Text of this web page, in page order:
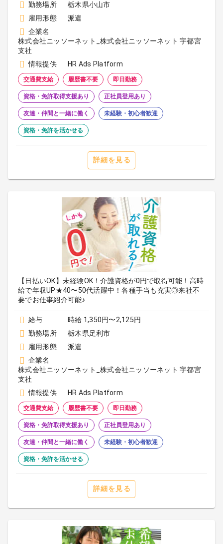
勤務場所
栃木県小山市
雇用形態
派遣
企業名
株式会社ニッソーネット_株式会社ニッソーネット 宇都宮
支社
情報提供
HR Ads Platform
交通費支給 履歴書不要 即日勤務
資格・免許取得支援あり 正社員登用あり
友達・仲間と一緒に働く 未経験・初心者歓迎
資格・免許を活かせる
詳細を見る
【日払いOK】未経験OK！介護資格が0円で取得可能！高時
給で年収UP★40〜50代活躍中！各種手当も充実◎来社不
要でお仕事紹介可能♪
給与
時給 1,350円〜2,125円
勤務場所
栃木県足利市
雇用形態
派遣
企業名
株式会社ニッソーネット_株式会社ニッソーネット 宇都宮
支社
情報提供
HR Ads Platform
交通費支給 履歴書不要 即日勤務
資格・免許取得支援あり 正社員登用あり
友達・仲間と一緒に働く 未経験・初心者歓迎
資格・免許を活かせる
詳細を見る